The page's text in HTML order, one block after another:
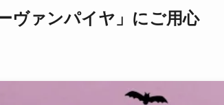
ヴァンパイヤ」にご用心